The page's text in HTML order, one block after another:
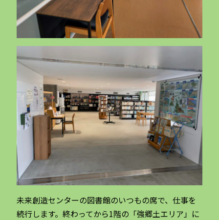
未来創造センターの図書館のいつもの席で、仕事を
続行します。終わってから1階の「強郷土エリア」に